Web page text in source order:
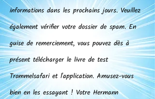
informations dans les prochains jours. Veuillez
également vérifier votre dossier de spam. En
guise de remerciement, vous pouvez dès à
présent télécharger le livre de test
Trommelsafari et l'application. Amusez-vous
bien en les essayant ! Votre Hermann